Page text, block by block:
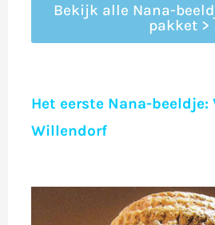
Bekijk alle Nana-
pakket >
Het eerste Nana-beeldje:
Willendorf